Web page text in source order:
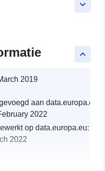
keyboard_arrow_down
keyboard_arrow_up
2019
aan data.europa.eu:
2022
op data.europa.eu:
2022